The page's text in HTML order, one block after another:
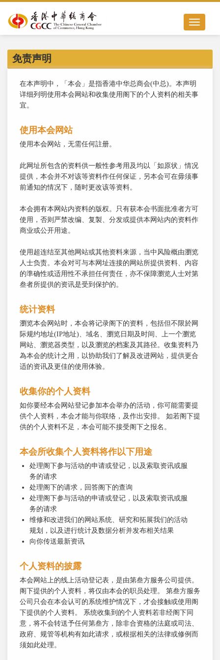
Toggle
免责声明
在本声明中，「本会」是指香港中华总商会(中总)。本声明
详细列明使用本会网站和收集使用阁下的个人资料的相关事
宜。
使用本会网站
使用本会网站，无需任何註册。
此网址所包含的资料供一般性参考用及均以「如原状」情况
提供，本会并不对该等资料作任何保证，另本会可在毋须事
前通知的情况下，随时更改该等资料。
本会拥有本网站内资料的版权。只有获本会书面批准者方可
使用，否则严禁改编、复製、分发或提供本网站内的资料作
商业或公开用途。
使用超连结至其他网站或其他资料来源，当中风险概由瀏览
人士负责。本会对可与本网址连接的网站所提供资料、内容
的準确性或适用性不承担任何责任，亦不保障瀏览人士对第
叁者所提供的资讯是受到保护的。
统计资料
瀏览本会网站时，本会将记录阁下的资料，包括但不限於网
际规约地址(IP地址)、域名、瀏览日期及时间、上一个瀏览
网站、瀏览器类型，以及瀏览的档案及其路径。收集资料乃
為本会的统计之用，以协助我们了解及改进网站，提供更合
适的资讯及更佳的使用体验。
收集你的个人资料
如你要经本会网站登记参加本会举办的活动，你可能需要提
供个人资料，本会才能与你联络，及作出安排。 如若阁下提
供的个人资料不足，本会可能不接受阁下之报名。
本会所收集个人资料将作以下用途
处理阁下参与活动的申请或登记，以及索取资讯或服
务的请求
处理阁下的请求，回答阁下的查询
处理阁下参与活动的申请或登记，以及索取资讯或服
务的请求
维修和改进我们的网站系统、研究和拓展我们的活动
规划，以及进行统计及数据分析并发布相关结果
向你传送最新资讯
个人资料的披露
本会网站上的线上活动登记表，是由第叁方服务公司提供。
阁下提供的个人资料，将仅由本会的职员处理。 第叁方服务
公司只会在本会认可的系统维护情况下，才会接触或使用阁
下提供的个人资料。 系统收集到的个人资料若非经阁下同
意，将不会转送予任何第叁方，除非合资格的法庭或司法、
政府、规管等机构有如此请求，或根据相关的法律或修例而
须如此处理。